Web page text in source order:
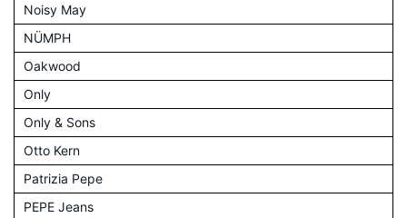
Noisy May
NÜMPH
Oakwood
Only
Only & Sons
Otto Kern
Patrizia Pepe
PEPE Jeans